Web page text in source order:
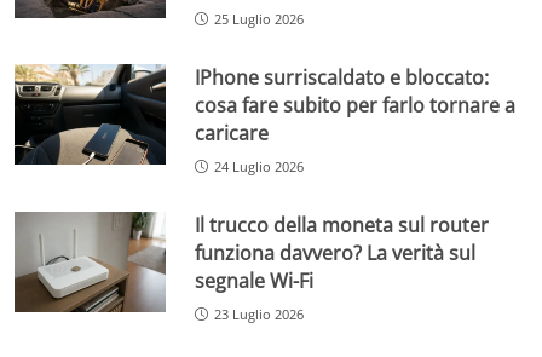
25 Luglio 2026
IPhone surriscaldato e bloccato:
cosa fare subito per farlo tornare a
caricare
24 Luglio 2026
Il trucco della moneta sul router
funziona davvero? La verità sul
segnale Wi-Fi
23 Luglio 2026